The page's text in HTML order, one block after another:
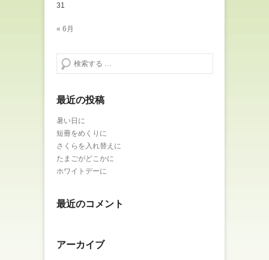
31
« 6月
検索する
最近の投稿
暑い日に
短冊をめくりに
さくらを入れ替えに
たまごがどこかに
ホワイトデーに
最近のコメント
アーカイブ